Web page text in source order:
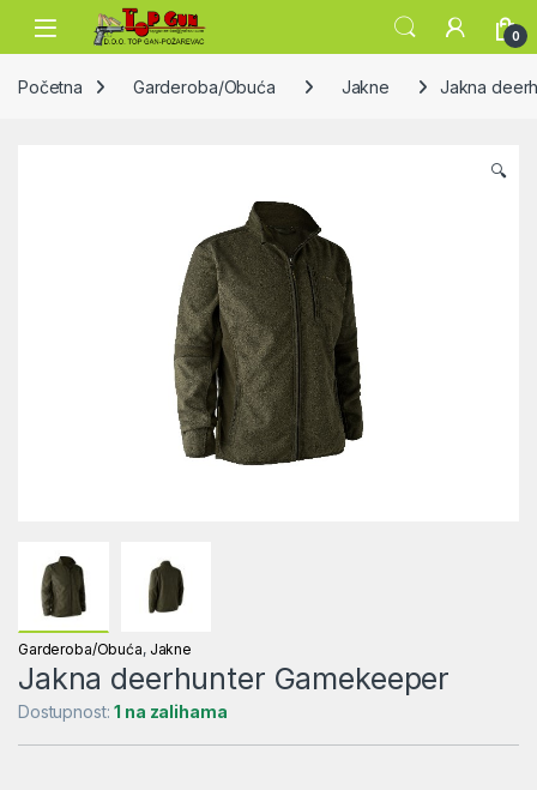
Skip to navigation
Skip to content
Open 0
Početna Garderoba/Obuća Jakne Jakna
🔍
Garderoba/Obuća, Jakne
Jakna deerhunter Gamekeeper
Dostupnost:1 na zalihama